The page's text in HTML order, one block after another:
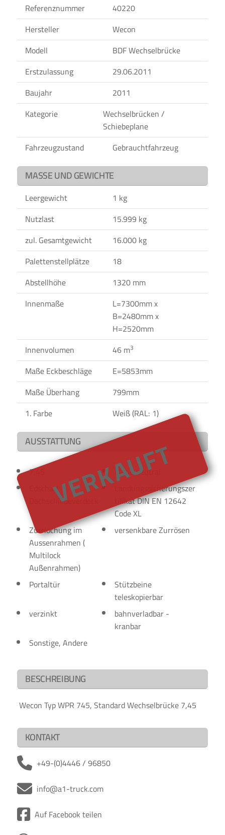
VERKAUFT
Referenznummer
40220
Hersteller
Wecon
Modell
BDF Wechselbrücke
Erstzulassung
29.06.2011
Baujahr
2011
Kategorie
Wechselbrücken /
Schiebeplane
Fahrzeugzustand
Gebrauchtfahrzeug
MASSE UND GEWICHTE
Leergewicht
1 kg
Nutzlast
15.999 kg
zul. Gesamtgewicht
16.000 kg
Palettenstellplätze
18
Abstellhöhe
1320 mm
Innenmaße
L=7300mm x
B=2480mm x
H=2520mm
Innenvolumen
46 m3
Maße Eckbeschläge
E=5853mm
Maße Überhang
799mm
1. Farbe
Weiß (RAL: 1)
AUSSTATTUNG
7,45
Plane neutral
Edscha /
Dachschiebeverdeck
Landungssicherungszer
tifikat DIN EN 12642
Code XL
Zurrlochung im
Aussenrahmen (
Multilock
Außenrahmen)
versenkbare Zurrösen
Portaltür
Stützbeine
teleskopierbar
verzinkt
bahnverladbar -
kranbar
Sonstige, Andere
BESCHREIBUNG
Wecon Typ WPR 745, Standard Wechselbrücke 7,45
KONTAKT
+49-(0)4446 / 96850
info@a1-truck.com
Auf Facebook teilen